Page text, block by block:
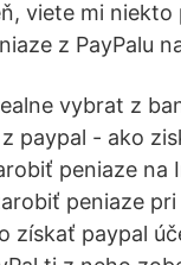
viete mi niekto
z PayPalu
vybrat z
paypal - ako
peniaze na
peniaze
získať paypal